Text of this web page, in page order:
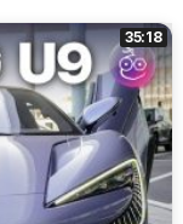
35:18